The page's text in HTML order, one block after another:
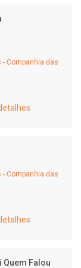
- Companhia das
- Companhia das
Quem Falou